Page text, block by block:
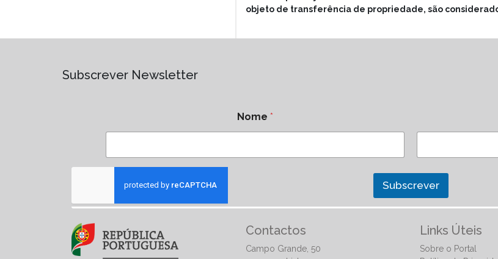
objeto de transferência de propriedade, são
Subscrever Newsletter
Nome *
Subscrever
Contactos
Campo Grande, 50
Links Úteis
Sobre o Portal